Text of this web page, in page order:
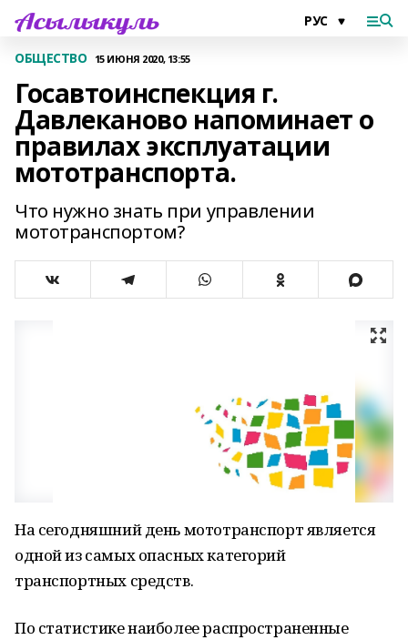
ОБЩЕСТВО 15 ИЮНЯ 2020, 13:55
Госавтоинспекция г.
Давлеканово напоминает о
правилах эксплуатации
мототранспорта.
Что нужно знать при управлении
мототранспортом?
На сегодняшний день мототранспорт является
одной из самых опасных категорий
транспортных средств.
По статистике наиболее распространенные